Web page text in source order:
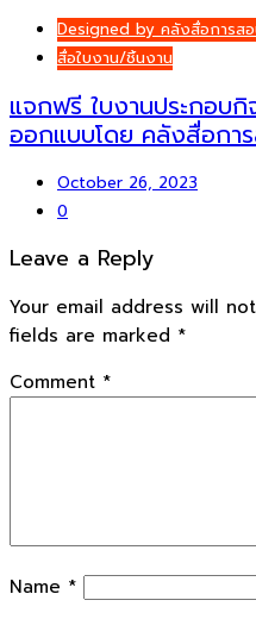
Designed by คลังสื่อการส
สื่อใบงาน/ชิ้นงาน
แจกฟรี ใบงานประกอบ
ออกแบบโดย คลังสื่อกา
October 26, 2023
0
Leave a Reply
Your email address will
fields are marked *
Comment *
Name *